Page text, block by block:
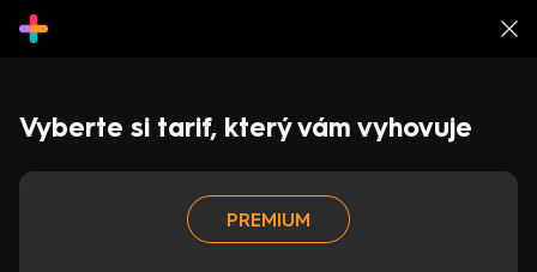
Vyberte si tarif, který vám vyhovuje
PREMIUM